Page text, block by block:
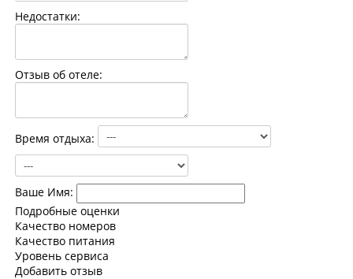
Недостатки:
Отзыв об отеле:
Время отдыха:
Ваше Имя:
Подробные оценки
Качество номеров
Качество питания
Уровень сервиса
Добавить отзыв